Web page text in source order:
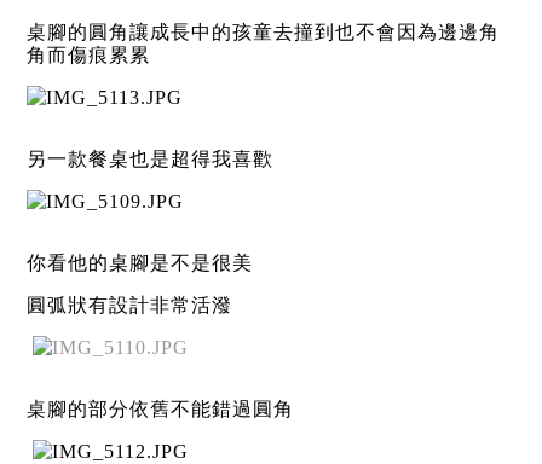
桌腳的圓角讓成長中的孩童去撞到也不會因為邊邊角
角而傷痕累累
另一款餐桌也是超得我喜歡
你看他的桌腳是不是很美
圓弧狀有設計非常活潑
桌腳的部分依舊不能錯過圓角